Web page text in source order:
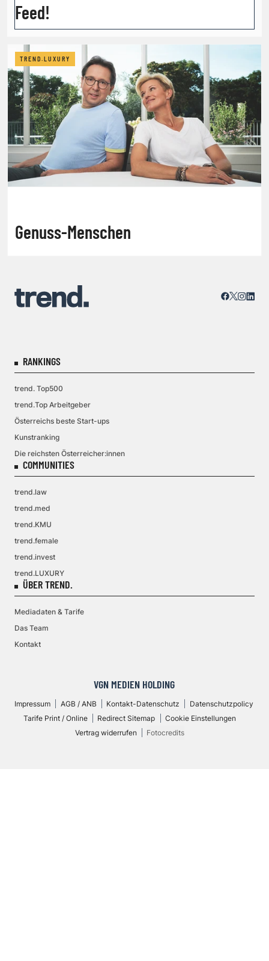
Feed!
TREND.LUXURY
Genuss-Menschen
RANKINGS
trend. Top500
trend.Top Arbeitgeber
Österreichs beste Start-ups
Kunstranking
Die reichsten Österreicher:innen
COMMUNITIES
trend.law
trend.med
trend.KMU
trend.female
trend.invest
trend.LUXURY
ÜBER TREND.
Mediadaten & Tarife
Das Team
Kontakt
VGN MEDIEN HOLDING
Impressum AGB / ANB Kontakt-Datenschutz
Datenschutzpolicy
Tarife Print / Online
Redirect Sitemap
Cookie Einstellungen
Vertrag widerrufen
Fotocredits